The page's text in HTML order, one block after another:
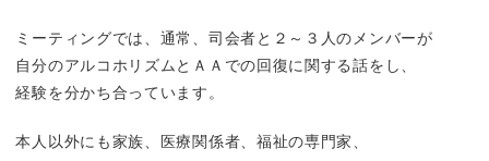
ミーティングでは、通常、司会者と２～３人のメンバーが
自分のアルコホリズムとＡＡでの回復に関する話をし、
経験を分かち合っています。
本人以外にも家族、医療関係者、福祉の専門家、